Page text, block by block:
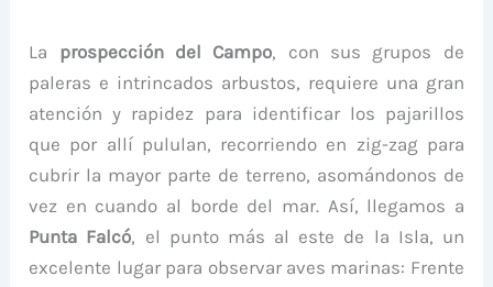
La prospección del Campo, con sus grupos de
paleras e intrincados arbustos, requiere una gran
atención y rapidez para identificar los pajarillos
que por allí pululan, recorriendo en zig-zag para
cubrir la mayor parte de terreno, asomándonos de
vez en cuando al borde del mar. Así, llegamos a
Punta Falcó, el punto más al este de la Isla, un
excelente lugar para observar aves marinas: Frente